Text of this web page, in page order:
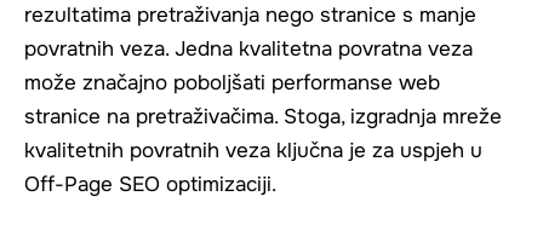
rezultatima pretraživanja nego stranice s manje
povratnih veza. Jedna kvalitetna povratna veza
može značajno poboljšati performanse web
stranice na pretraživačima. Stoga, izgradnja mreže
kvalitetnih povratnih veza ključna je za uspjeh u
Off-Page SEO optimizaciji.